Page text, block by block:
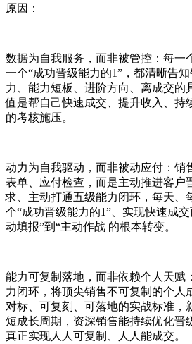
原因：
数据为自我服务，而非被管控：每一
一个“成功晋级能力的1”，都清晰告
力、能力短板、进阶方向、离成交的
值是帮自己快速成交、提升收入、持
的考核施压。
动力为自我驱动，而非被动应付：销
表单、应付检查，而是主动推进客户
求、主动打通五级能力闭环，每天、
个“成功晋级能力的1”、实现快速成
动填报”到“主动作战 的根本转变。
能力可复制落地，而非依赖个人天赋
力闭环，将顶尖销售不可复制的个人
对标、可复刻、可落地的实战标准，
短成长周期，资深销售能持续优化晋
真正实现人人可复制、人人能成交。